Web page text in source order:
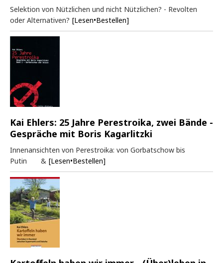
Selektion von Nützlichen und nicht Nützlichen? - Revolten
oder Alternativen? [Lesen•Bestellen]
Kai Ehlers: 25 Jahre Perestroika, zwei Bände -
Gespräche mit Boris Kagarlitzki
Innenansichten von Perestroika: von Gorbatschow bis
Putin & [Lesen•Bestellen]